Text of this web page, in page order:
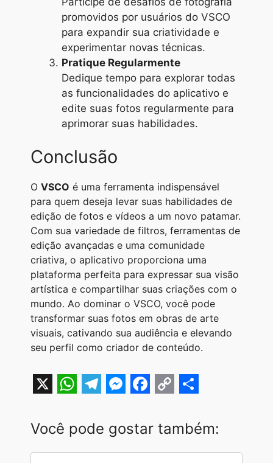
promovidos por usuários do VSCO
para expandir sua criatividade e
experimentar novas técnicas.
Pratique Regularmente
Dedique tempo para explorar todas
as funcionalidades do aplicativo e
edite suas fotos regularmente para
aprimorar suas habilidades.
Conclusão
O VSCO é uma ferramenta indispensável
para quem deseja levar suas habilidades de
edição de fotos e vídeos a um novo patamar.
Com sua variedade de filtros, ferramentas de
edição avançadas e uma comunidade
criativa, o aplicativo proporciona uma
plataforma perfeita para expressar sua visão
artística e compartilhar suas criações com o
mundo. Ao dominar o VSCO, você pode
transformar suas fotos em obras de arte
visuais, cativando sua audiência e elevando
seu perfil como criador de conteúdo.
h
a
e
l
e
s
a
c
o
p
h
a
Você pode gostar também: